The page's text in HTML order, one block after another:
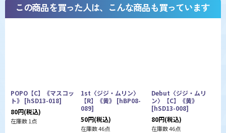
この商品を買った人は、こんな商品も買っています
POPO【C】《マスコッ
ト》 [hSD13-018]
80円(税込)
在庫数 1点
1st〈ジジ・ムリン〉
【R】《黄》 [hBP08-
089]
50円(税込)
在庫数 46点
Debut〈ジジ・ムリ
ン〉【C】《黄》
[hSD13-008]
80円(税込)
在庫数 46点